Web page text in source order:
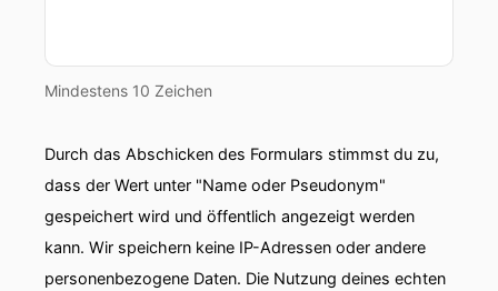
Mindestens 10 Zeichen
Durch das Abschicken des Formulars stimmst du zu,
dass der Wert unter "Name oder Pseudonym"
gespeichert wird und öffentlich angezeigt werden
kann. Wir speichern keine IP-Adressen oder andere
personenbezogene Daten. Die Nutzung deines echten